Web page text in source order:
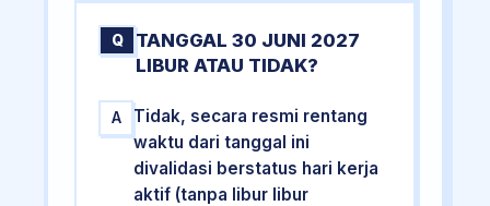
Q
TANGGAL 30 JUNI 2027
LIBUR ATAU TIDAK?
A
Tidak, secara resmi rentang
waktu dari tanggal ini
divalidasi berstatus hari kerja
aktif (tanpa libur libur